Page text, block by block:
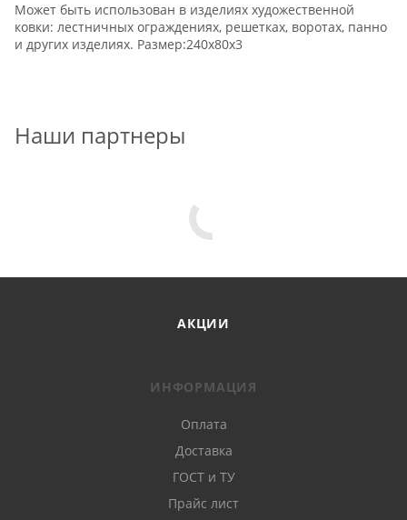
Может быть использован в изделиях художественной
ковки: лестничных ограждениях, решетках, воротах, панно
и других изделиях. Размер:240х80х3
Наши партнеры
АКЦИИ
ИНФОРМАЦИЯ
Оплата
Доставка
ГОСТ и ТУ
Прайс лист